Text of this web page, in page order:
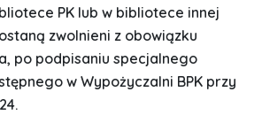
PK lub w bibliotece innej
zwolnieni z obowiązku
po podpisaniu specjalnego
w Wypożyczalni BPK przy